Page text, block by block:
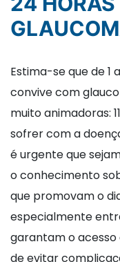
Estima-se que de 1
convive com
muito animadoras:
sofrer com a
é urgente que
o conhecimento
que promovam o
especialmente
garantam o
de evitar